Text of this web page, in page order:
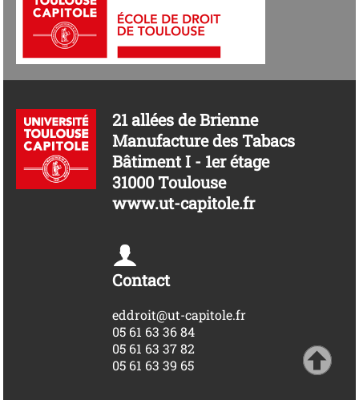
21 allées de Brienne
Manufacture des Tabacs
Bâtiment I - 1er étage
31000 Toulouse
www.ut-capitole.fr
Contact
eddroit@ut-capitole.fr
05 61 63 36 84
05 61 63 37 82
05 61 63 39 65